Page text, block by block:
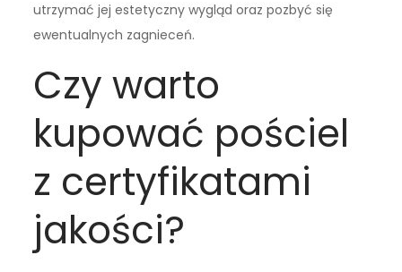
utrzymać jej estetyczny wygląd oraz pozbyć się
ewentualnych zagnieceń.
Czy warto
kupować pościel
z certyfikatami
jakości?